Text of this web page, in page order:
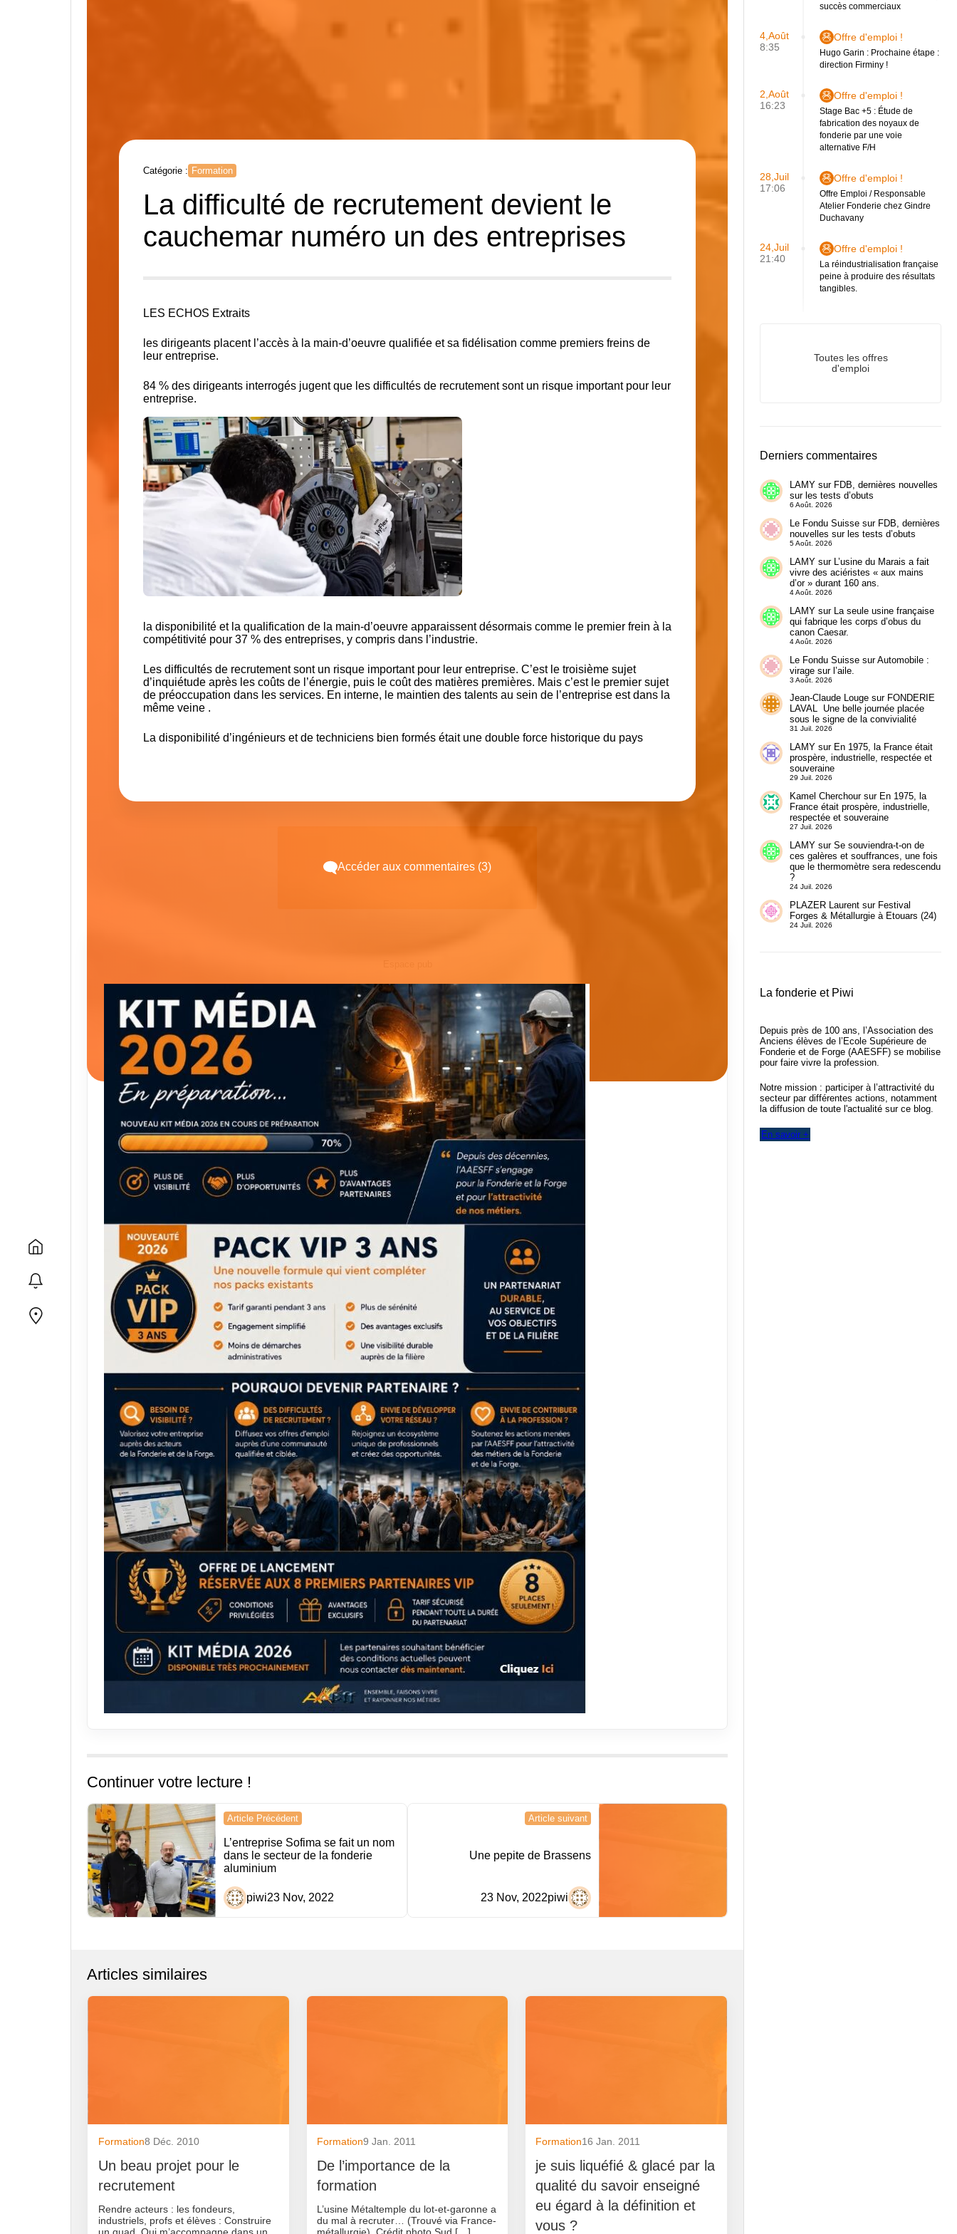
Catégorie : Formation
La difficulté de recrutement devient le
cauchemar numéro un des entreprises
LES ECHOS Extraits
les dirigeants placent l’accès à la main-d’oeuvre qualifiée et sa fidélisation comme premiers freins de
leur entreprise.
84 % des dirigeants interrogés jugent que les difficultés de recrutement sont un risque important pour leur
entreprise.
la disponibilité et la qualification de la main-d’oeuvre apparaissent désormais comme le premier frein à la
compétitivité pour 37 % des entreprises, y compris dans l’industrie.
Les difficultés de recrutement sont un risque important pour leur entreprise. C’est le troisième sujet
d’inquiétude après les coûts de l’énergie, puis le coût des matières premières. Mais c’est le premier sujet
de préoccupation dans les services. En interne, le maintien des talents au sein de l’entreprise est dans la
même veine .
La disponibilité d’ingénieurs et de techniciens bien formés était une double force historique du pays
Accéder aux commentaires (3)
Continuer votre lecture !
Navigation
de
l’article
Article Précédent
L’entreprise Sofima se fait un nom
dans le secteur de la fonderie
aluminium
piwi23 Nov, 2022
Article suivant
Une pepite de Brassens
piwi
23 Nov, 2022
Articles similaires
Formation8 Déc. 2010
Un beau projet pour le
recrutement
Rendre acteurs : les fondeurs,
industriels, profs et élèves : Construire
Formation9 Jan. 2011
De l’importance de la
formation
L’usine Métaltemple du lot-et-garonne a
du mal à recruter… (Trouvé via France-
Formation16 Jan. 2011
je suis liquéfié & glacé par la
qualité du savoir enseigné
eu égard à la définition et
vous ?
succès commerciaux
4,Août
8:35
Offre d'emploi !
Hugo Garin : Prochaine étape :
direction Firminy !
2,Août
16:23
Offre d'emploi !
Stage Bac +5 : Étude de
fabrication des noyaux de
fonderie par une voie
alternative F/H
28,Juil
17:06
Offre d'emploi !
Offre Emploi / Responsable
Atelier Fonderie chez Gindre
Duchavany
24,Juil
21:40
Offre d'emploi !
La réindustrialisation française
peine à produire des résultats
tangibles.
Toutes les offres
d'emploi
Derniers commentaires
LAMYsur FDB, dernières nouvelles
sur les tests d’obuts
6 Août. 2026
Le Fondu Suissesur FDB, dernières
nouvelles sur les tests d’obuts
5 Août. 2026
LAMYsur L’usine du Marais a fait
vivre des aciéristes « aux mains
d’or » durant 160 ans.
4 Août. 2026
LAMYsur
La seule usine française
qui fabrique les corps d’obus du
canon Caesar.
4 Août. 2026
Le Fondu SuissesurAutomobile :
virage sur l’aile.
3 Août. 2026
Jean-Claude Lougesur FONDERIE
LAVAL Une belle journée placée
sous le signe de la convivialité
31 Juil. 2026
LAMYsur En 1975, la France était
prospère, industrielle, respectée et
souveraine
29 Juil. 2026
Kamel Cherchoursur En 1975, la
France était prospère, industrielle,
respectée et souveraine
27 Juil. 2026
LAMYsur Se souviendra-t-on de
ces galères et souffrances, une fois
que le thermomètre sera redescendu
?
24 Juil. 2026
PLAZER Laurentsur Festival
Forges & Métallurgie à Etouars (24)
24 Juil. 2026
La fonderie et Piwi
Depuis près de 100 ans, l’Association des
Anciens élèves de l’Ecole Supérieure de
Fonderie et de Forge (AAESFF) se mobilise
pour faire vivre la profession.
Notre mission : participer à l’attractivité du
secteur par différentes actions, notamment
la diffusion de toute l'actualité sur ce blog.
En savoir +